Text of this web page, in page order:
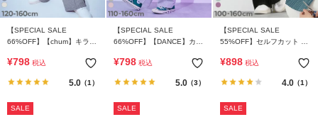
【SPECIAL SALE
66%OFF】【chum】キラッ
パンツ
¥798 税込
5.0（1）
SALE
【SPECIAL SALE
66%OFF】【DANCE】カッ
ンツ
¥798 税込
5.0（3）
SALE
【SPECIAL SALE
55%OFF】セルフカット プ
¥898 税込
4.0（1）
SALE